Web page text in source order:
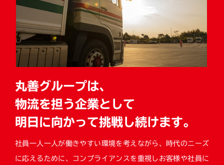
丸善グループは、
物流を担う企業として
明日に向かって挑戦し続けます。
社員一人一人が働きやすい環境を考えながら、時代のニーズ
に応えるために、コンプライアンスを重視しお客様や社員に